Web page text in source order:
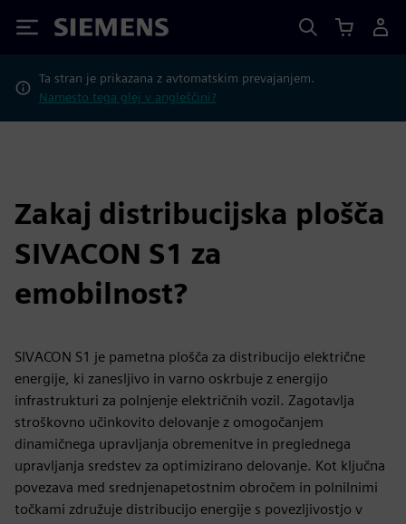
Siemens
Ta stran je prikazana z avtomatskim prevajanjem.
Namesto tega glej v angleščini?
Zakaj distribucijska plošča
SIVACON S1 za
emobilnost?
SIVACON S1 je pametna plošča za distribucijo električne
energije, ki zanesljivo in varno oskrbuje z energijo
infrastrukturi za polnjenje električnih vozil. Zagotavlja
stroškovno učinkovito delovanje z omogočanjem
dinamičnega upravljanja obremenitve in preglednega
upravljanja sredstev za optimizirano delovanje. Kot ključna
povezava med srednjenapetostnim obročem in polnilnimi
točkami združuje distribucijo energije s povezljivostjo v